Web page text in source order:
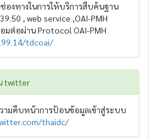
องทางในการให้บริการสืบค้นฐาน
, web service ,OAI-PMH
มต่อผ่าน Protocol OAI-PMH
tdcoai/
twitter
ามคืบหน้าการป้อนข้อมูลเข้าสู่ระบบ
thaidc/